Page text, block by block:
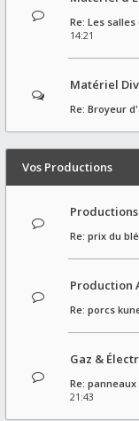
Re: Les
14:21
Matériel
Re: Broyeur
Vos Productions
Re: prix du blé
Production
Re: porcs
Gaz &
Re:
21:43